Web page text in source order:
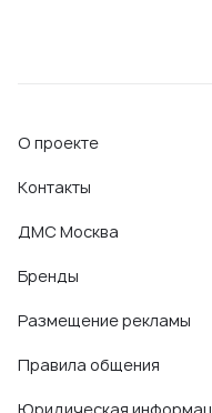
О проекте
Контакты
ДМС Москва
Бренды
Размещение рекламы
Правила общения